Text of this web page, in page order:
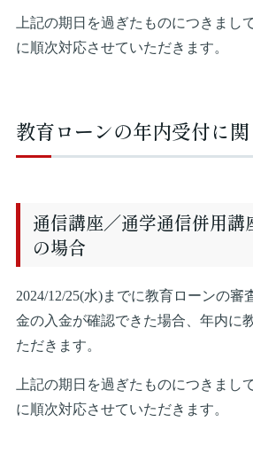
上記の期日を過ぎたものにつきまし
に順次対応させていただきます。
教育ローンの年内受付に
通信講座／通学通信併用講
の場合
2024/12/25(水)までに教育ローンの審
金の入金が確認できた場合、年内に
ただきます。
上記の期日を過ぎたものにつきまし
に順次対応させていただきます。